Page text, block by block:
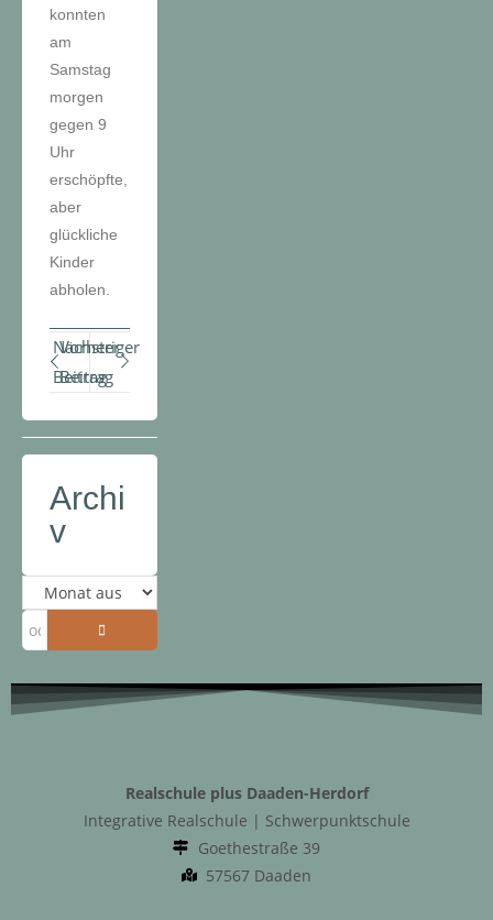
konnten
am
Samstag
morgen
gegen 9
Uhr
erschöpfte,
aber
glückliche
Kinder
abholen.
Vorheriger
Beitrag
Nächster
Beitrag
Archi
v
Realschule plus Daaden-Herdorf
Integrative Realschule | Schwerpunktschule
Goethestraße 39
57567 Daaden